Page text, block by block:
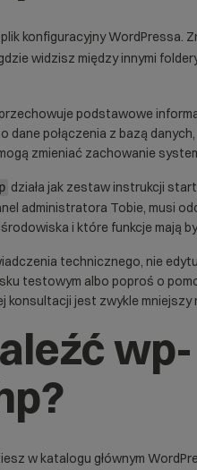
konfiguracyjny WordPressa.
widzisz między innymi
podstawowe
dane połączenia z bazą
zmieniać zachowanie
działa jak zestaw instrukcji
administratora Tobie, musi
i które funkcje mają
technicznego, nie
testowym albo poproś o
jest zwykle mniejszy
wp-
w katalogu głównym